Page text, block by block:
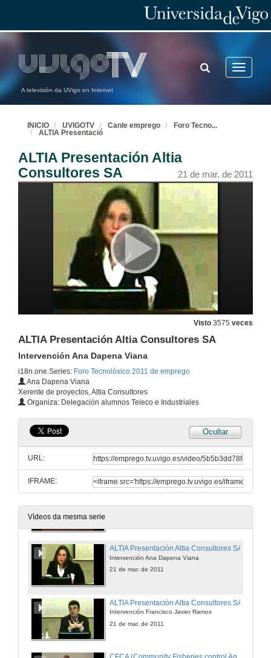
A televisión da UVigo en Internet
Toggle
TOGGLE
SEARCH
INICIO UVIGOTV Canle emprego Foro Tecno...
ALTIA Presentació
ALTIA Presentación Altia
Consultores SA
21 de mar. de 2011
Visto 3575 veces
ALTIA Presentación Altia Consultores SA
Intervención Ana Dapena Viana
i18n.one.Series: Foro Tecnolóxico 2011 de emprego
Ana Dapena Viana
Xerente de proyectos, Altia Consultores
Organiza: Delegación alumnos Teleco e Industriales
Ocultar
URL:
IFRAME:
Vídeos da mesma serie
Vídeo resumo dos stands
12 de xul. de 2011
Presentacion
21 de mar. de 2011
Intervención Antonio García Pino
21 de mar. de 2011
Intervencion Jose Antonio Doldan
21 de mar. de 2011
AETG Saidas profesionais dos Enxeñeiros de Telecomunicacions
Intervención Juan Redondo López
21 de mar. de 2011
AETG Saidas profesionais dos Enxeñeiros de Telecomunicacions
ALTIA Presentación Altia Consultores SA
Intervención Ana Dapena Viana
21 de mar. de 2011
ALTIA Presentación Altia Consultores SA
Intervención Francisco Javier Ramos
21 de mar. de 2011